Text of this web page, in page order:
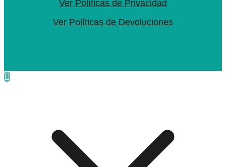
Ver Políticas de Privacidad
Ver Políticas de Devoluciones